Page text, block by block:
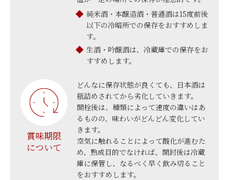
純米酒・本醸造酒・普通酒は15度前後
以下の冷暗所での保存をおすすめしま
す。
生酒・吟醸酒は、冷蔵庫での保存をお
すすめします。
賞味期限
について
どんなに保存状態が良くても、日本酒は
瓶詰めされてから劣化していきます。
開栓後は、種類によって速度の違いはあ
るものの、味わいがどんどん変化してい
きます。
空気に触れることによって酸化が進むた
め、熟成目的でなければ、開封後は冷蔵
庫に保管し、なるべく早く飲み切ること
をおすすめします。